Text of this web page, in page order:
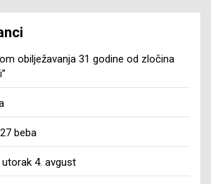
obilježavanja 31 godine od zločina
beba
4. avgust